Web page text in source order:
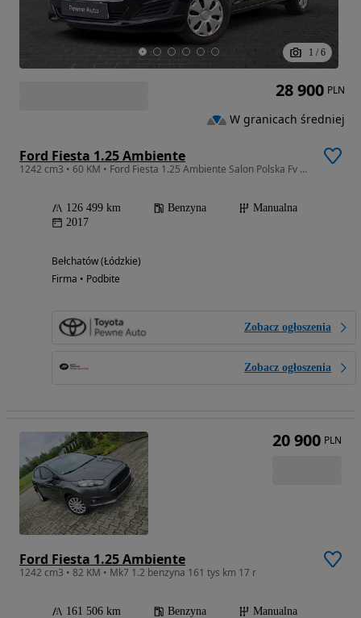
1 / 6
Ford Fiesta 1.25 Ambiente
1242 cm3 • 60 KM • Ford Fiesta 1.25 Ambiente Salon Polska Fv Vat Marża
126 499 km Benzyna
Manualna
2017
Bełchatów (Łódzkie)
Firma • Podbite
Zobacz ogłoszenia
Zobacz ogłoszenia
28 900 PLN
W granicach średniej
Ford Fiesta 1.25 Ambiente
1242 cm3 • 82 KM • Mk7 1.2 benzyna 161 tys km 17 r
161 506 km Benzyna
Manualna
20 900 PLN